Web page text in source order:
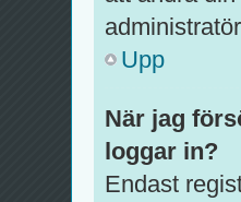
Upp
När jag
loggar in?
Endast